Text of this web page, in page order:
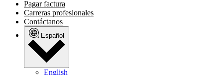
Pagar factura
Carreras profesionales
Contáctanos
Español
English